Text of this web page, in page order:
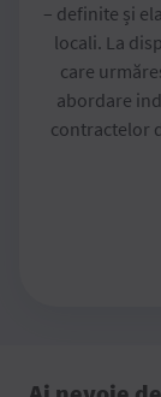
– definite și
locali. La
care
abordare
contractelor